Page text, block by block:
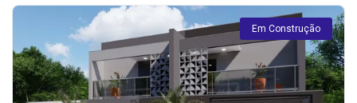
Em Construção